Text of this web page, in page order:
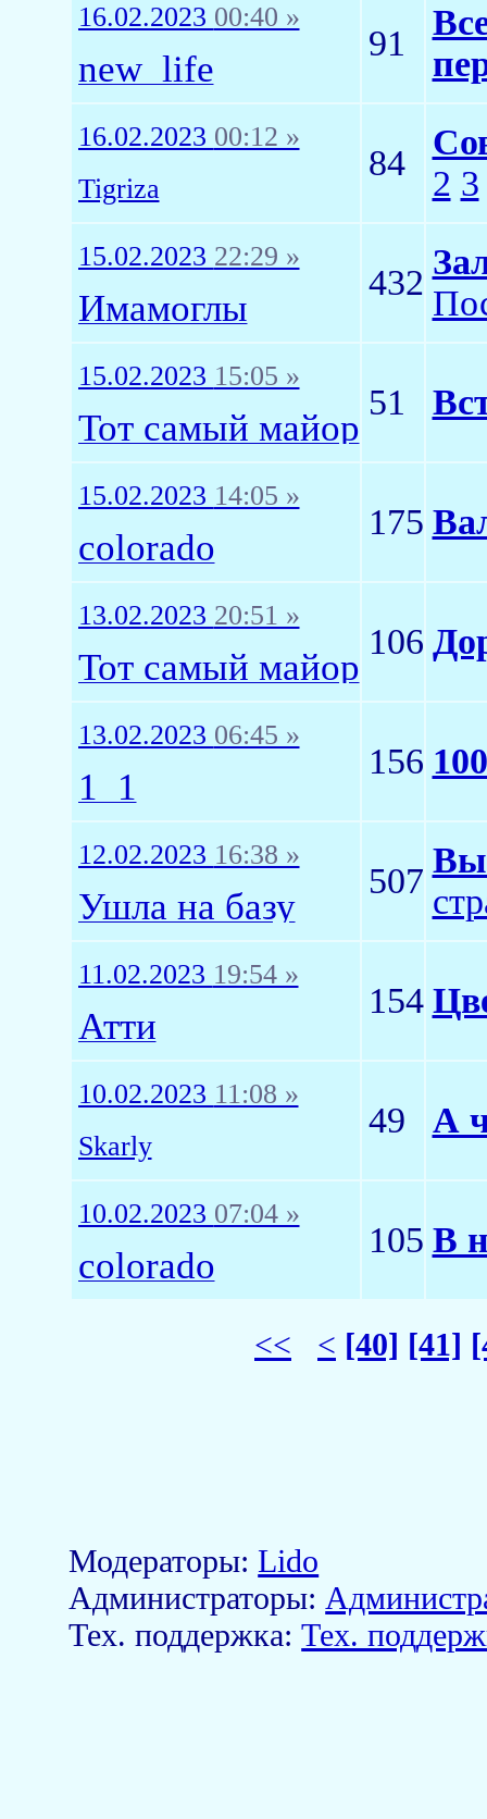
16.02.2023 00:40 »
new_life
91
16.02.2023 00:12 »
Tigriza
84
2 3
15.02.2023 22:29 »
Имамоглы
432
15.02.2023 15:05 »
Тот самый майор
51
15.02.2023 14:05 »
colorado
175
13.02.2023 20:51 »
Тот самый майор
106
13.02.2023 06:45 »
1_1
156
12.02.2023 16:38 »
Ушла на базу
507
Вы
11.02.2023 19:54 »
Атти
154
10.02.2023 11:08 »
Skarly
49 А
10.02.2023 07:04 »
colorado
105 В
<< < [40] [41]
Модераторы:Lido
Aдминистраторы:
Тех. поддержка:Тех.